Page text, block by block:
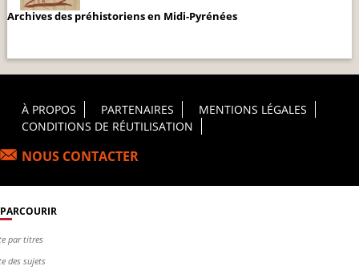
Archives des préhistoriens en Midi-Pyrénées
Footer Principal
À PROPOS PARTENAIRES
MENTIONS LÉGALES
CONDITIONS DE RÉUTILISATION
NOUS CONTACTER
PARCOURIR
par titres
des sujets